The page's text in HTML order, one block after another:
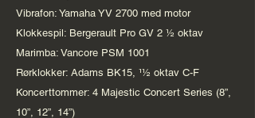
Vibrafon: Yamaha YV 2700 med motor
Klokkespil: Bergerault Pro GV 2 1⁄2 oktav
Marimba: Vancore PSM 1001
Rørklokker: Adams BK15, 11⁄2 oktav C-F
Koncerttommer: 4 Majestic Concert Series (8”,
10”, 12”, 14”)